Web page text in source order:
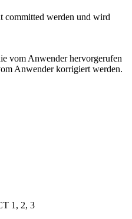
committed werden und wird
vom Anwender hervorgerufen
Anwender korrigiert werden.
1, 2, 3